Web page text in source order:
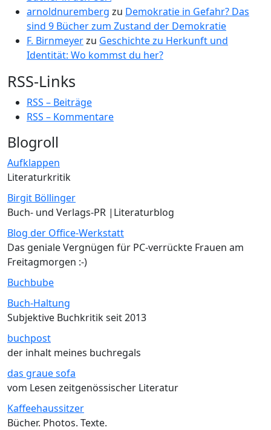
arnoldnuremberg zu Demokratie in Gefahr? Das
sind 9 Bücher zum Zustand der Demokratie
F. Birnmeyerzu Geschichte zu Herkunft und
Identität: Wo kommst du her?
RSS-Links
RSS – Beiträge
RSS – Kommentare
Blogroll
Aufklappen
Literaturkritik
Birgit Böllinger
Buch- und Verlags-PR |Literaturblog
Blog der Office-Werkstatt
Das geniale Vergnügen für PC-verrückte Frauen am
Freitagmorgen :-)
Buchbube
Buch-Haltung
Subjektive Buchkritik seit 2013
buchpost
der inhalt meines buchregals
das graue sofa
vom Lesen zeitgenössischer Literatur
Kaffeehaussitzer
Bücher. Photos. Texte.